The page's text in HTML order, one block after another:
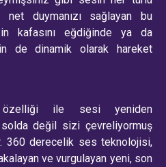
duymanızı sağlayan bu
kafasını eğdiğinde ya da
de dinamik olarak hareket
ile sesi yeniden
değil sizi çevreliyormuş
360 derecelik ses teknolojisi,
ve vurgulayan yeni, son